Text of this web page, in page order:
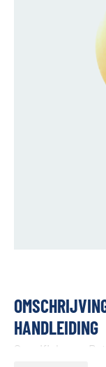
HANDLEIDING
Specifiek voor